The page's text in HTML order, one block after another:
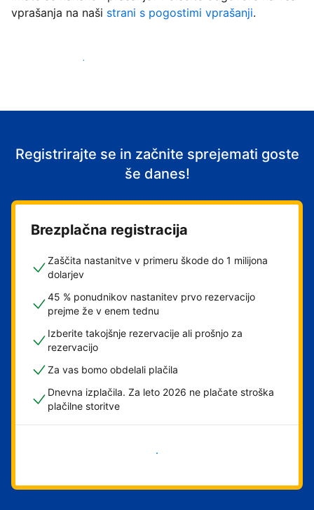
vprašanja na naši strani s pogostimi vprašanji.
Začni sprejemati goste
Registrirajte se in začnite sprejemati goste
še danes!
Brezplačna registracija
Zaščita nastanitve v primeru škode do 1 milijona
dolarjev
45 % ponudnikov nastanitev prvo rezervacijo
prejme že v enem tednu
Izberite takojšnje rezervacije ali prošnjo za
rezervacijo
Za vas bomo obdelali plačila
Dnevna izplačila. Za leto 2026 ne plačate stroška
plačilne storitve